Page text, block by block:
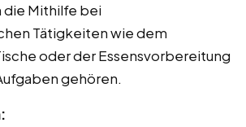
die Mithilfe bei
Tätigkeiten wie dem
oder der Essensvorbereitung
gehören.